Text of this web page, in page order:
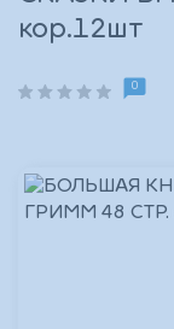
кор.12шт
0